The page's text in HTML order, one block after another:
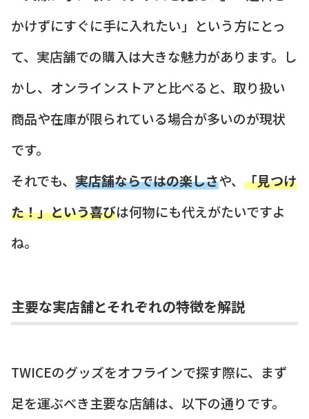
かけずにすぐに手に入れたい」という方にとっ
て、実店舗での購入は大きな魅力があります。し
かし、オンラインストアと比べると、取り扱い
商品や在庫が限られている場合が多いのが現状
です。
それでも、 実店舗ならではの楽しさや、 「見つけ
た！」という喜びは何物にも代えがたいですよ
ね。
主要な実店舗とそれぞれの特徴を解説
TWICEのグッズをオフラインで探す際に、まず
足を運ぶべき主要な店舗は、以下の通りです。